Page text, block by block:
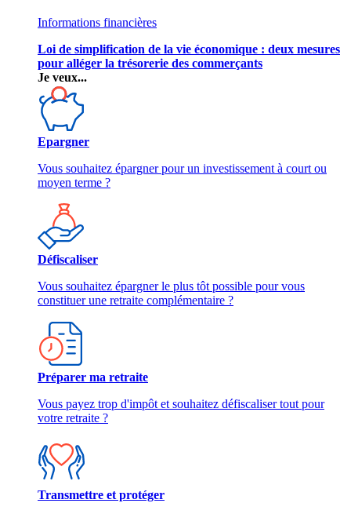
Informations financières
Loi de simplification de la vie économique : deux mesures
pour alléger la trésorerie des commerçants
Je veux...
Epargner
Vous souhaitez épargner pour un investissement à court ou
moyen terme ?
Défiscaliser
Vous souhaitez épargner le plus tôt possible pour vous
constituer une retraite complémentaire ?
Préparer ma retraite
Vous payez trop d'impôt et souhaitez défiscaliser tout pour
votre retraite ?
Transmettre et protéger